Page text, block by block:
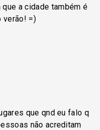
a cidade também é
verão! =)
que qnd eu falo q
não acreditam